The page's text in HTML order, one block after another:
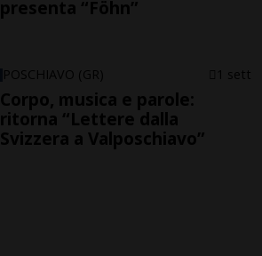
presenta “Föhn”
POSCHIAVO (GR) 1 sett
Corpo, musica e parole:
ritorna “Lettere dalla
Svizzera a Valposchiavo”